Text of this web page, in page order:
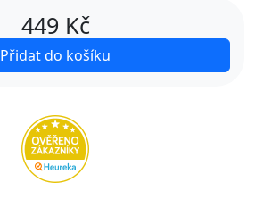
449 Kč
Přidat do košíku